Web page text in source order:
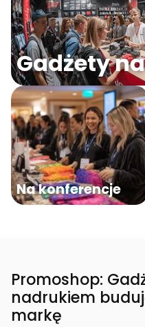
Gadżety
Na konferencje
Promoshop:
nadrukiem
markę